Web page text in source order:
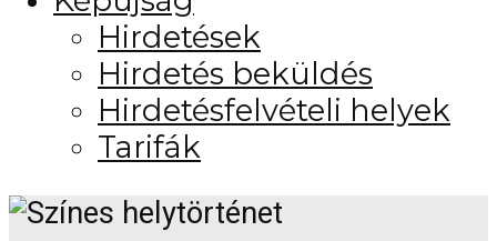
Hirdetések
Hirdetés beküldés
Hirdetésfelvételi helyek
Tarifák